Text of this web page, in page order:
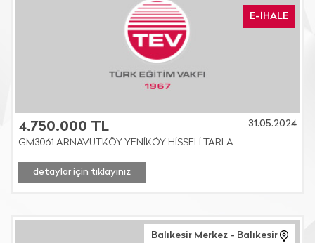
E-İHALE
4.750.000 TL
31.05.2024
GM3061 ARNAVUTKÖY YENİKÖY HİSSELİ TARLA
detaylar için tıklayınız
Balıkesir Merkez - Balıkesir